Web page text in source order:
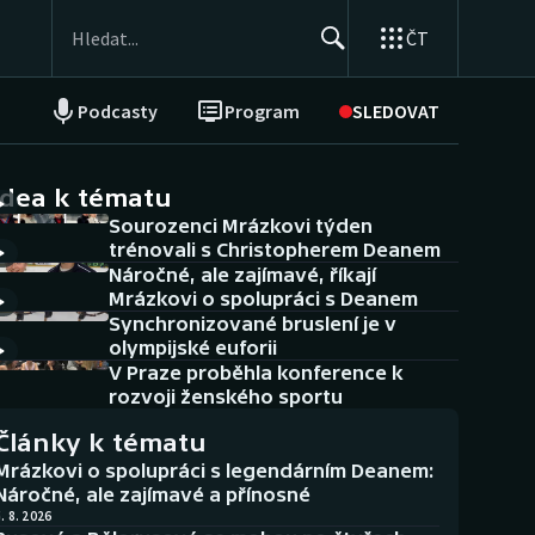
ČT
Podcasty Program SLEDOVAT
NEPŘEHLÉDNĚTE
Historické návraty
Aplikace ČT sport
AZ kvíz
k tématu
Sourozenci Mrázkovi týden
trénovali s Christopherem Deanem
Náročné, ale zajímavé, říkají
Mrázkovi o spolupráci s Deanem
Synchronizované bruslení je v
olympijské euforii
V Praze proběhla konference k
rozvoji ženského sportu
k tématu
o spolupráci s legendárním Deanem:
ale zajímavé a přínosné
8. 2026